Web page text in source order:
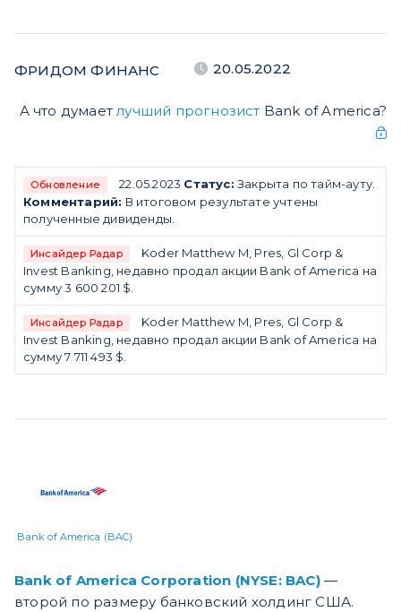
ФРИДОМ ФИНАНС 20.05.2022
А что думаетлучший прогнозист Bank of America?
Обновление 22.05.2023 Статус: Закрыта по тайм-ауту.
Комментарий: В итоговом результате учтены
полученные дивиденды.
Инсайдер Радар
Koder Matthew M, Pres, Gl Corp &
Invest Banking, недавно продал акции Bank of America на
сумму 3 600 201 $.
Инсайдер Радар
Koder Matthew M, Pres, Gl Corp &
Invest Banking, недавно продал акции Bank of America на
сумму 7 711 493 $.
Bank of America (BAC)
Bank of America Corporation (NYSE: BAC)—
второй по размеру банковский холдинг США.